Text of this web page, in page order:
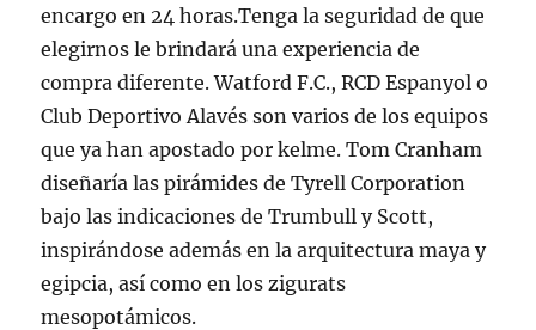
encargo en 24 horas.Tenga la seguridad de que
elegirnos le brindará una experiencia de
compra diferente. Watford F.C., RCD Espanyol o
Club Deportivo Alavés son varios de los equipos
que ya han apostado por kelme. Tom Cranham
diseñaría las pirámides de Tyrell Corporation
bajo las indicaciones de Trumbull y Scott,
inspirándose además en la arquitectura maya y
egipcia, así como en los zigurats
mesopotámicos.